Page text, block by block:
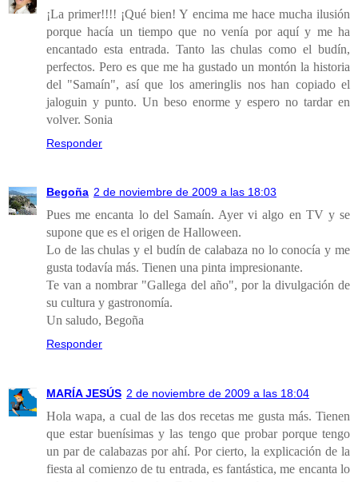
¡La primer!!!! ¡Qué bien! Y encima me hace mucha ilusión
porque hacía un tiempo que no venía por aquí y me ha
encantado esta entrada. Tanto las chulas como el budín,
perfectos. Pero es que me ha gustado un montón la historia
del "Samaín", así que los ameringlis nos han copiado el
jaloguin y punto. Un beso enorme y espero no tardar en
volver. Sonia
Responder
Begoña 2 de noviembre de 2009 a las 18:03
Pues me encanta lo del Samaín. Ayer vi algo en TV y se
supone que es el origen de Halloween.
Lo de las chulas y el budín de calabaza no lo conocía y me
gusta todavía más. Tienen una pinta impresionante.
Te van a nombrar "Gallega del año", por la divulgación de
su cultura y gastronomía.
Un saludo, Begoña
Responder
MARÍA JESÚS 2 de noviembre de 2009 a las 18:04
Hola wapa, a cual de las dos recetas me gusta más. Tienen
que estar buenísimas y las tengo que probar porque tengo
un par de calabazas por ahí. Por cierto, la explicación de la
fiesta al comienzo de tu entrada, es fantástica, me encanta lo